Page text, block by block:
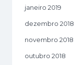
janeiro 2019
dezembro 2018
novembro 2018
outubro 2018